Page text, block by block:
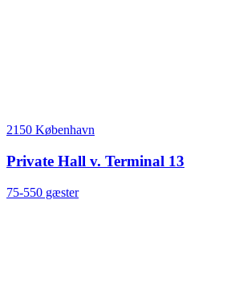
2150 København
Private Hall v. Terminal 13
75-550 gæster